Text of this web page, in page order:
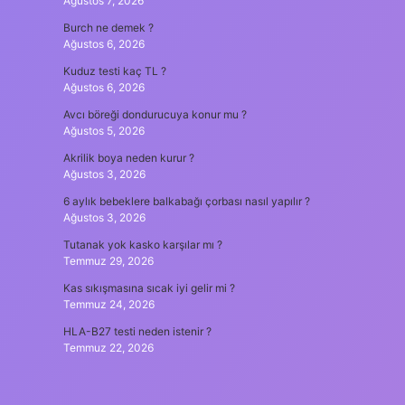
Burch ne demek ?
Ağustos 6, 2026
Kuduz testi kaç TL ?
Ağustos 6, 2026
Avcı böreği dondurucuya konur mu ?
Ağustos 5, 2026
Akrilik boya neden kurur ?
Ağustos 3, 2026
6 aylık bebeklere balkabağı çorbası nasıl yapılır ?
Ağustos 3, 2026
Tutanak yok kasko karşılar mı ?
Temmuz 29, 2026
Kas sıkışmasına sıcak iyi gelir mi ?
Temmuz 24, 2026
HLA-B27 testi neden istenir ?
Temmuz 22, 2026